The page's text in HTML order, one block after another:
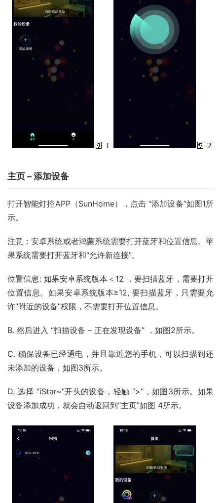
主页 – 添加设备
打开智能灯控APP（SunHome），点击 “添加设备”如图1所
示。
注意：安卓系统或者鸿蒙系统需要打开蓝牙和位置信息。苹
果系统需要打开蓝牙和“允许新连接”。
位置信息: 如果安卓系统版本＜12 ，要扫描蓝牙，需要打开
位置信息。如果安卓系统版本≥12, 要扫描蓝牙，只需要允
许“附近的设备”权限，不需要打开位置信息。
B. 然后进入 “扫描设备 – 正在发现设备” ，如图2所示。
C. 确保设备已经通电，并且靠近您的手机，可以扫描到还
未添加的设备，如图3所示。
D. 选择 “iStar~”开头的设备，轻触 “>”，如图3所示。如果
设备添加成功，就会自动返回到“主页”如图 4所示。